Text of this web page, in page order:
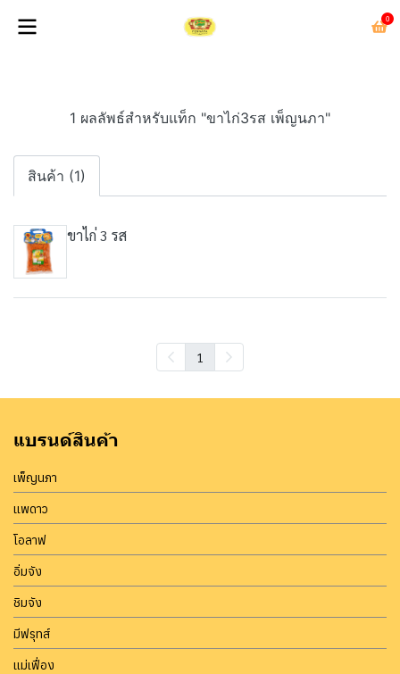
0
1 ผลลัพธ์สำหรับแท็ก "ขาไก่3รส เพ็ญนภา"
สินค้า (1)
ขาไก่ 3 รส
1
แบรนด์สินค้า
เพ็ญนภา
แพดาว
โอลาฟ
อิ่มจัง
ชิมจัง
มีฟรุทส์
แม่เฟื่อง